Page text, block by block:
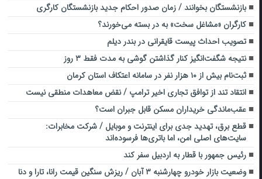
بازنشستگان بخوانند / زمان صدور احکام جدید بازنشستگان کارگری
کارگران «مشاغل سخت» به در بسته می‌خورند؟
تصویب احداث پیست قایقرانی در بندر دیلم
نتیجه شگفت‌انگیز کنار گذاشتن گوشی به مدت فقط ۳ روز
ثبت‌نام بیش از ۱۰ هزار نفر در سامانه اعتکاف استان کرمان
انتقاد تند از توافق تجاری اخیر ترامپ / نقض معاهدات منطقی نیست
عقب‌ماندگی خریداران مسکن قابل جبران است؟
قطع برق، تهدید جدی برای اینترنت و موبایل / شرکت مخابرات:
سایت‌های اصلی امن، اما باتری‌ها فرسوده‌اند
رئیس جمهور با قطار به اردبیل سفر کند
وضعیت بازار خودرو چهارشنبه ۳ آبان / ریزش سنگین قیمت رانا، تارا و دنا